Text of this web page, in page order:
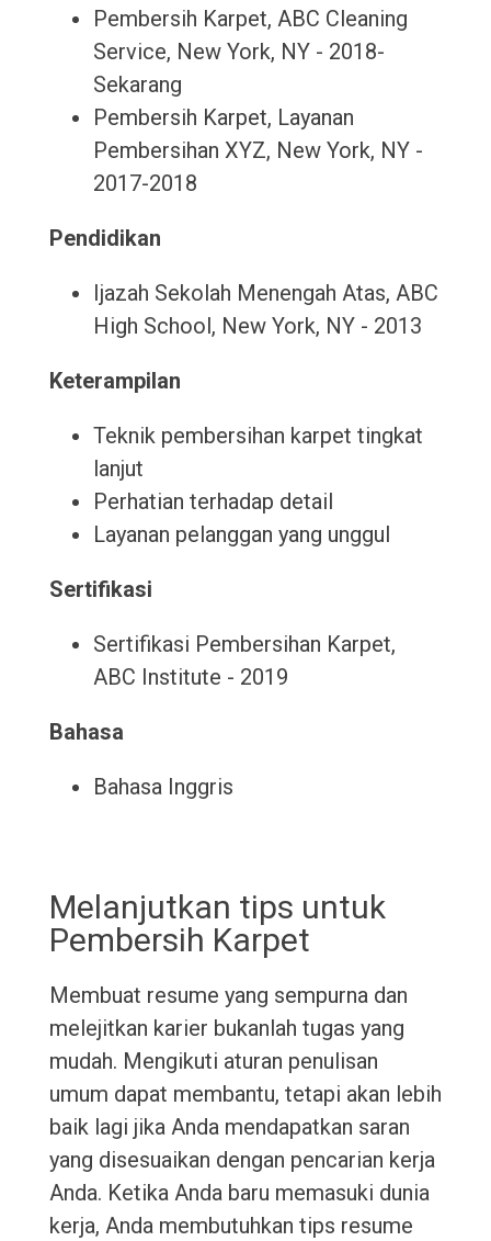
Pembersih Karpet, ABC Cleaning
Service, New York, NY - 2018-
Sekarang
Pembersih Karpet, Layanan
Pembersihan XYZ, New York, NY -
2017-2018
Pendidikan
Ijazah Sekolah Menengah Atas, ABC
High School, New York, NY - 2013
Keterampilan
Teknik pembersihan karpet tingkat
lanjut
Perhatian terhadap detail
Layanan pelanggan yang unggul
Sertifikasi
Sertifikasi Pembersihan Karpet,
ABC Institute - 2019
Bahasa
Bahasa Inggris
Melanjutkan tips untuk
Pembersih Karpet
Membuat resume yang sempurna dan
melejitkan karier bukanlah tugas yang
mudah. Mengikuti aturan penulisan
umum dapat membantu, tetapi akan lebih
baik lagi jika Anda mendapatkan saran
yang disesuaikan dengan pencarian kerja
Anda. Ketika Anda baru memasuki dunia
kerja, Anda membutuhkan tips resume